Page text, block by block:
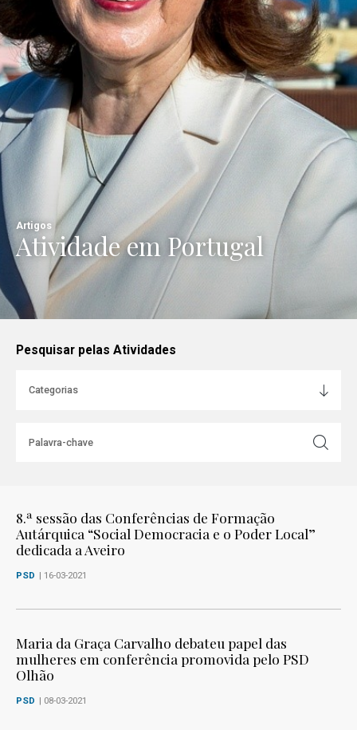
Artigos
Atividade em Portugal
Pesquisar pelas Atividades
8.ª sessão das Conferências de Formação
Autárquica “Social Democracia e o Poder Local”
dedicada a Aveiro
PSD | 16-03-2021
Maria da Graça Carvalho debateu papel das
mulheres em conferência promovida pelo PSD
Olhão
PSD | 08-03-2021